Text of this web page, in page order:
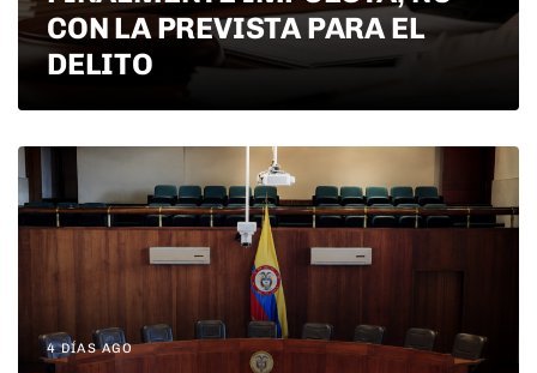
CON LA PREVISTA PARA EL
DELITO
4 DÍAS AGO